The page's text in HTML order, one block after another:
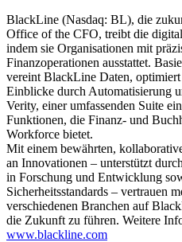
BlackLine (Nasdaq: BL), die
Office of the CFO, treibt die
indem sie Organisationen mit
Finanzoperationen ausstattet.
vereint BlackLine Daten,
Einblicke durch Automatisierung
Verity, einer umfassenden Suite
Funktionen, die Finanz- und
Workforce bietet.
Mit einem bewährten,
an Innovationen – unterstützt
in Forschung und Entwicklung
Sicherheitsstandards – vertrauen
verschiedenen Branchen auf
die Zukunft zu führen. Weitere
www.blackline.com